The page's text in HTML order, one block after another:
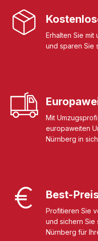
Erhalten Sie mit
und sparen Sie
Mit
europaweiten
Nürnberg in
Best-
Profitieren Sie
und sichern Sie
Nürnberg für